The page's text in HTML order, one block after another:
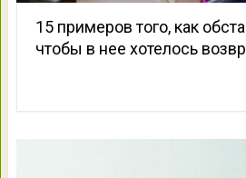
15 примеров того, как
чтобы в нее хотелось